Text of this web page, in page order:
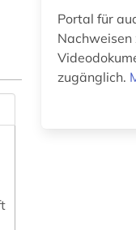
Portal für
Nachweisen
zugänglich.